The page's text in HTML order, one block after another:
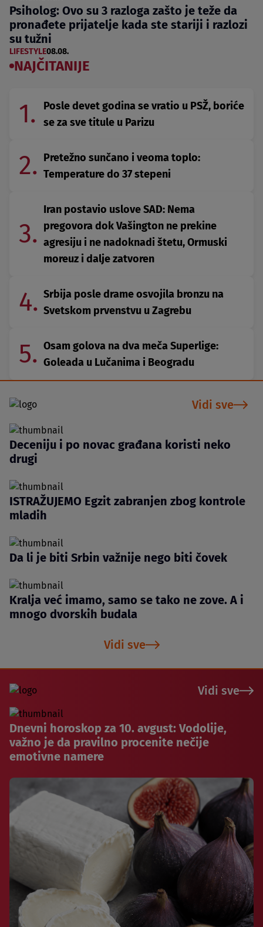
Psiholog: Ovo su 3 razloga zašto je teže da
pronađete prijatelje kada ste stariji i razlozi
su tužni
LIFESTYLE08.08.
NAJČITANIJE
1.
Posle devet godina se vratio u PSŽ, boriće
se za sve titule u Parizu
2. Pretežno sunčano i veoma toplo:
Temperature do 37 stepeni
3.
Iran postavio uslove SAD: Nema
pregovora dok Vašington ne prekine
agresiju i ne nadoknadi štetu, Ormuski
moreuz i dalje zatvoren
4. Srbija posle drame osvojila bronzu na
Svetskom prvenstvu u Zagrebu
5. Osam golova na dva meča Superlige:
Goleada u Lučanima i Beogradu
Vidi sve
Deceniju i po novac građana koristi neko
drugi
ISTRAŽUJEMO Egzit zabranjen zbog kontrole
mladih
Da li je biti Srbin važnije nego biti čovek
Kralja već imamo, samo se tako ne zove. A i
mnogo dvorskih budala
Vidi sve
Vidi sve
Dnevni horoskop za 10. avgust: Vodolije,
važno je da pravilno procenite nečije
emotivne namere